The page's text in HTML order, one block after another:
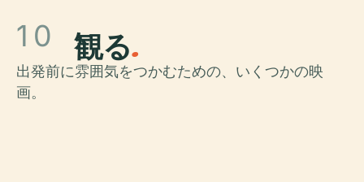
10 観る.
出発前に雰囲気をつかむための、いくつかの映
画。
Tanta City, Egypt - Ahmed
Maher Street Walking Tour